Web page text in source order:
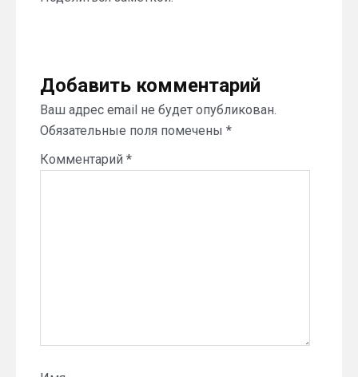
Добавить комментарий
Ваш адрес email не будет опубликован.
Обязательные поля помечены *
Комментарий *